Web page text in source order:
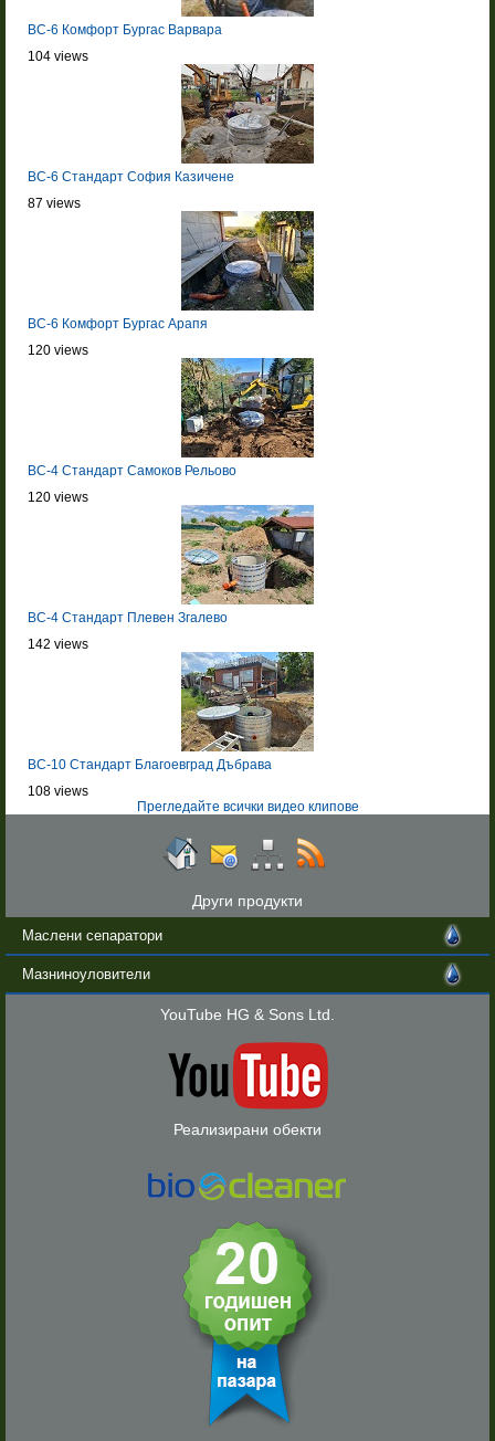
BC-6 Комфорт Бургас Варвара
104 views
BC-6 Стандарт София Казичене
87 views
BC-6 Комфорт Бургас Арапя
120 views
BC-4 Стандарт Самоков Рельово
120 views
BC-4 Стандарт Плевен Згалево
142 views
BC-10 Стандарт Благоевград Дъбрава
108 views
Прегледайте всички видео клипове
Други продукти
Маслени сепаратори
Мазниноуловители
YouTube HG & Sons Ltd.
Реализирани обекти